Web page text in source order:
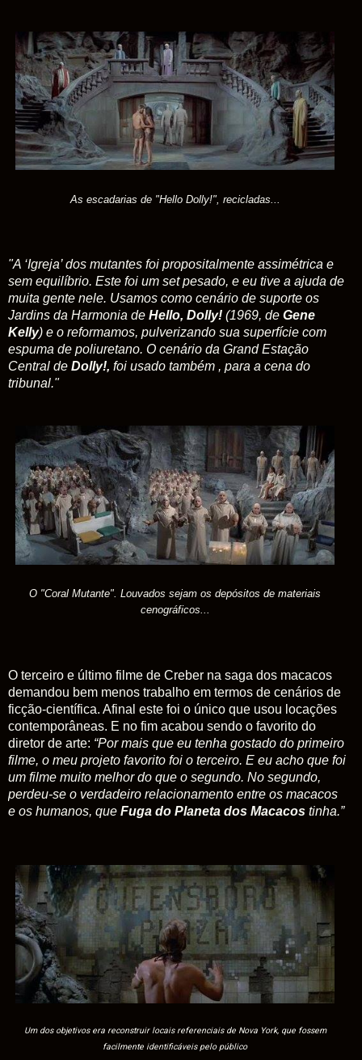
As escadarias de "Hello Dolly!", recicladas...
"A ‘Igreja’ dos mutantes foi propositalmente assimétrica e
sem equilíbrio. Este foi um set pesado, e eu tive a ajuda de
muita gente nele. Usamos como cenário de suporte os
Jardins da Harmonia de Hello, Dolly! (1969, de Gene
Kelly) e o reformamos, pulverizando sua superfície com
espuma de poliuretano. O cenário da Grand Estação
Central de Dolly!, foi usado também , para a cena do
tribunal."
O "Coral Mutante". Louvados sejam os depósitos de materiais
cenográficos...
O terceiro e último filme de Creber na saga dos macacos
demandou bem menos trabalho em termos de cenários de
ficção-científica. Afinal este foi o único que usou locações
contemporâneas. E no fim acabou sendo o favorito do
diretor de arte: “Por mais que eu tenha gostado do primeiro
filme, o meu projeto favorito foi o terceiro. E eu acho que foi
um filme muito melhor do que o segundo. No segundo,
perdeu-se o verdadeiro relacionamento entre os macacos
e os humanos, que Fuga do Planeta dos Macacos tinha.”
Um dos objetivos era reconstruir locais referenciais de Nova York, que fossem
facilmente identificáveis pelo público